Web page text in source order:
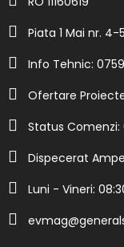
Piata 1 Mai nr.
Info Tehnic:
Ofertare
Status Comenzi:
Dispecerat
Luni - Vineri: